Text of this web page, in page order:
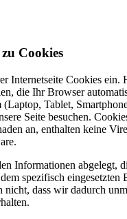
Cookies
Internetseite Cookies ein.
die Ihr Browser
Tablet,
Seite besuchen.
an, enthalten keine
Informationen abgelegt,
spezifisch eingesetzten
nicht, dass wir dadurch